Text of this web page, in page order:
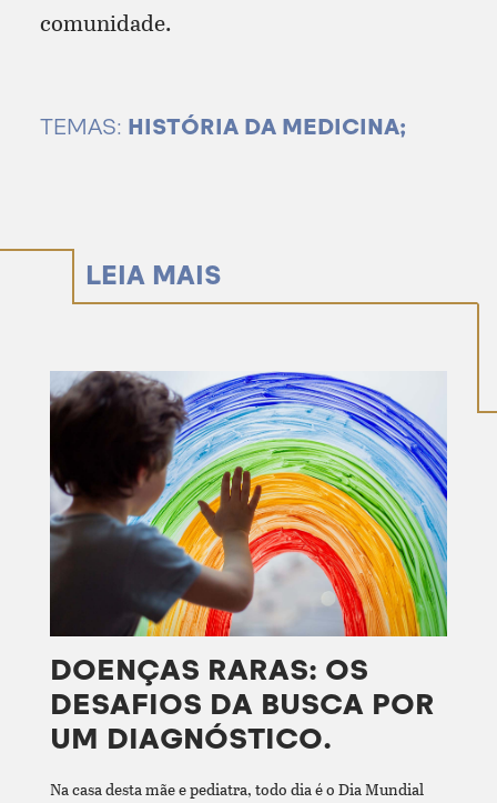
comunidade.
TEMAS: HISTÓRIA DA MEDICINA;
LEIA MAIS
DOENÇAS RARAS: OS
DESAFIOS DA BUSCA POR
UM DIAGNÓSTICO.
Na casa desta mãe e pediatra, todo dia é o Dia Mundial